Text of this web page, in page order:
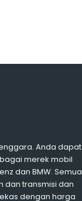
Anda dapat
merek mobil
dan BMW. Semua
dan transmisi dan
dengan harga